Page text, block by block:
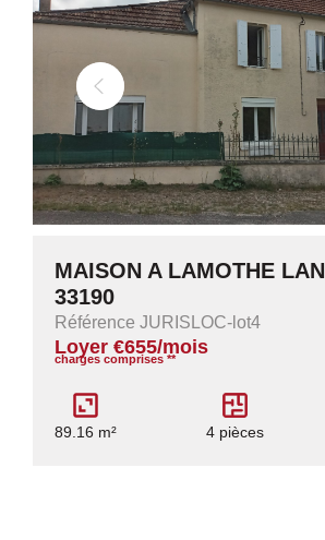
MAISON A LAMOTHE
33190
Référence JURISLOC-lot4
Loyer €655/mois
charges comprises **
89.16 m² 4 pièces